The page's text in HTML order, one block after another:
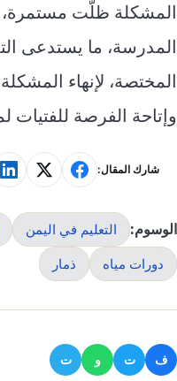
المشكلة ظلّت
المدرسة، ما يستدعى
المختصة، لإنهاء
وإتاحة الفرصة للفتيات
شارك المقال:
الوسوم: التعليم في اليمن
دورات مياه
ذمار
ف ت و ت